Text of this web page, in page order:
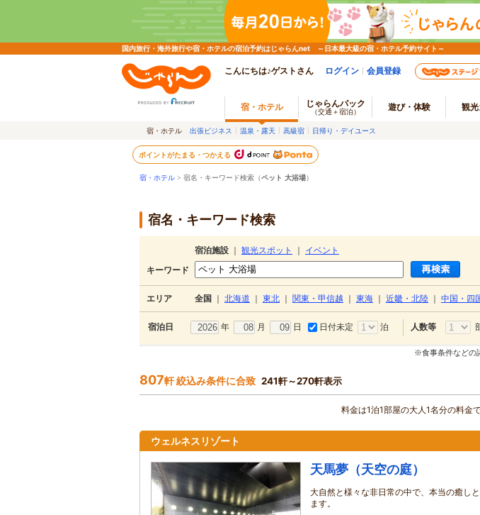
国内旅行・海外旅行や宿・ホテルの宿泊予約はじゃらんnet ～日本最大級の宿・ホテル予約サイト～
こんにちは♪ゲストさん ログイン 会員登録
宿・ホテル じゃらんパック
（交通＋宿泊） 遊び・体験 観
宿・ホテル 出張ビジネス 温泉・露天 高級宿 日帰り・デイユース
ポイントがたまる・つかえる
宿・ホテル > 宿名・キーワード検索（ペット 大浴場）
宿名・キーワード検索
宿泊施設 観光スポット
イベント
キーワード
エリア 全国 北海道 東北 関東・甲信越 東海 近畿・北陸 中国・四
宿泊日 年 月 日 日付未定 泊 人数等
※食事条件などの
807軒 絞込み条件に合致 241軒～270軒表示
料金は1泊1部屋の大人1名分の料金
ウェルネスリゾート
天馬夢（天空の庭）
大自然と様々な非日常の中で、本当の癒し
ます。